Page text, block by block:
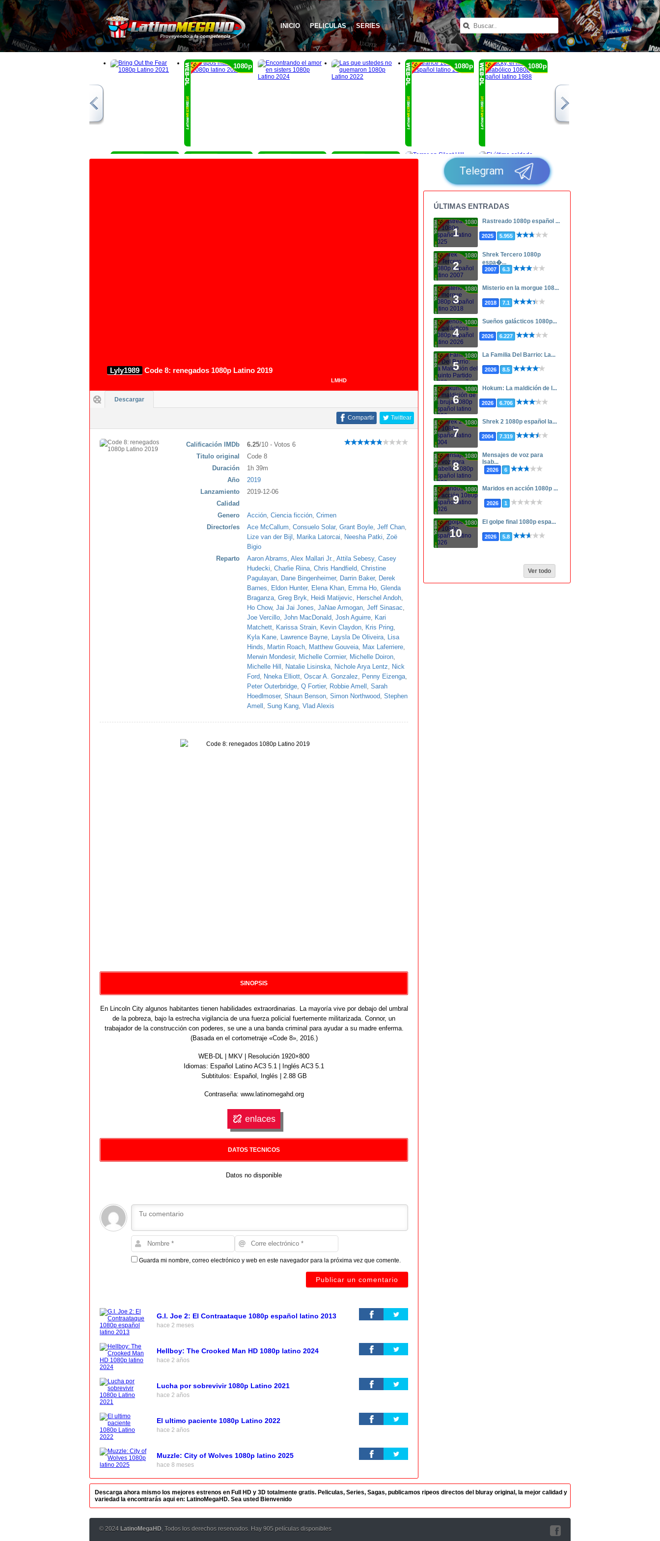
INICIO PELICULAS SERIES
1080p 1080p 1080p
1080p 1080p 1080p 1080p
Lyly1989 Code 8: renegados 1080p Latino 2019
LMHD
Descargar
Twittear
Compartir
Calificación IMDb 6.25/10 - Votos 6
Titulo original
Code 8
Duración
1h 39m
Año
2019
Lanzamiento
2019-12-06
Calidad
Genero
Acción, Ciencia ficción, Crimen
Director/es
Ace McCallum, Consuelo Solar, Grant Boyle, Jeff Chan,
Lize van der Bijl , Marika Latorcai, Neesha Patki, Zoë
Bigio
Reparto
Aaron Abrams, Alex Mallari Jr., Attila Sebesy, Casey
Hudecki, Charlie Riina, Chris Handfield, Christine
Pagulayan, Dane Bingenheimer, Darrin Baker, Derek
Barnes, Eldon Hunter, Elena Khan, Emma Ho, Glenda
Braganza, Greg Bryk, Heidi Matijevic, Herschel Andoh,
Ho Chow, Jai Jai Jones, JaNae Armogan, Jeff Sinasac,
Joe Vercillo, John MacDonald, Josh Aguirre, Kari
Matchett, Karissa Strain, Kevin Claydon, Kris Pring,
Kyla Kane, Lawrence Bayne, Laysla De Oliveira, Lisa
Hinds, Martin Roach, Matthew Gouveia, Max Laferriere,
Merwin Mondesir, Michelle Cormier, Michelle Doiron,
Michelle Hill , Natalie Lisinska, Nichole Arya Lentz, Nick
Ford, Nneka Elliott, Oscar A. Gonzalez, Penny Eizenga,
Peter Outerbridge, Q Fortier, Robbie Amell , Sarah
Hoedlmoser, Shaun Benson, Simon Northwood, Stephen
Amell , Sung Kang, Vlad Alexis
SINOPSIS
En Lincoln City algunos habitantes tienen habilidades extraordinarias. La mayoría vive por debajo del umbral
de la pobreza, bajo la estrecha vigilancia de una fuerza policial fuertemente militarizada. Connor, un
trabajador de la construcción con poderes, se une a una banda criminal para ayudar a su madre enferma.
(Basada en el cortometraje «Code 8», 2016.)
WEB-DL | MKV | Resolución 1920×800
Idiomas: Español Latino AC3 5.1 | Inglés AC3 5.1
Subtitulos: Español,
Inglés | 2.88 GB
Contraseña: www.latinomegahd.org
enlaces
DATOS TECNICOS
Datos no disponible
Guarda mi nombre, correo electrónico y web en este navegador para la próxima vez que comente.
G.I. Joe 2: El Contraataque 1080p español latino 2013
hace 2 meses
Hellboy: The Crooked Man HD 1080p latino 2024
hace 2 años
Lucha por sobrevivir 1080p Latino 2021
hace 2 años
El ultimo paciente 1080p Latino 2022
hace 2 años
Muzzle: City of Wolves 1080p latino 2025
hace 8 meses
Telegram
ÚLTIMAS ENTRADAS
1
1080p Rastreado 1080p español ...
2025 5.955
2
1080p
Shrek Tercero 1080p
espa�...
2007 6.3
3
1080p Misterio en la morgue 108...
2018 7.1
4
1080p Sueños galácticos 1080p...
2026 6.227
5
1080p La Familia Del Barrio: La...
2026 8.5
6
1080p Hokum: La maldición de l...
2026 6.706
7
1080p Shrek 2 1080p español la...
2004 7.319
8
1080p
Mensajes de voz para
Isab...
2026 6
9
1080p Maridos en acción 1080p ...
2026 1
10
1080p El golpe final 1080p espa...
2026 5.8
Ver todo
Descarga ahora mismo los mejores estrenos en Full HD y 3D totalmente gratis. Peliculas, Series, Sagas, publicamos ripeos directos del bluray original, la mejor calidad y
variedad la encontrarás aqui en: LatinoMegaHD. Sea usted Bienvenido
© 2024 LatinoMegaHD, Todos los derechos reservados. Hay 905 películas disponibles